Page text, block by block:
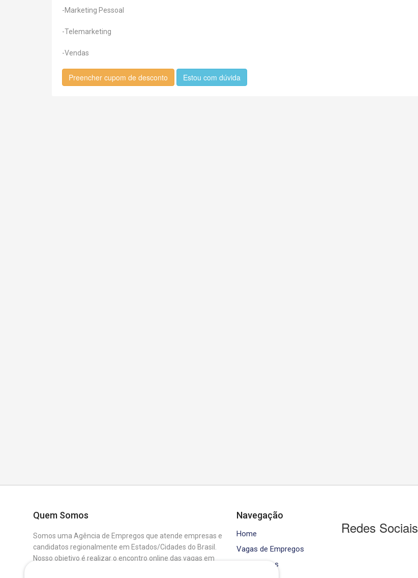
-Marketing Pessoal
-Telemarketing
-Vendas
Preencher cupom de desconto Estou com dúvida
Quem Somos
Somos uma Agência de Empregos que atende empresas e
candidatos regionalmente em Estados/Cidades do Brasil.
Nosso objetivo é realizar o encontro online das vagas em
Navegação
Home
Vagas de Empregos
Contratados
Redes Sociais